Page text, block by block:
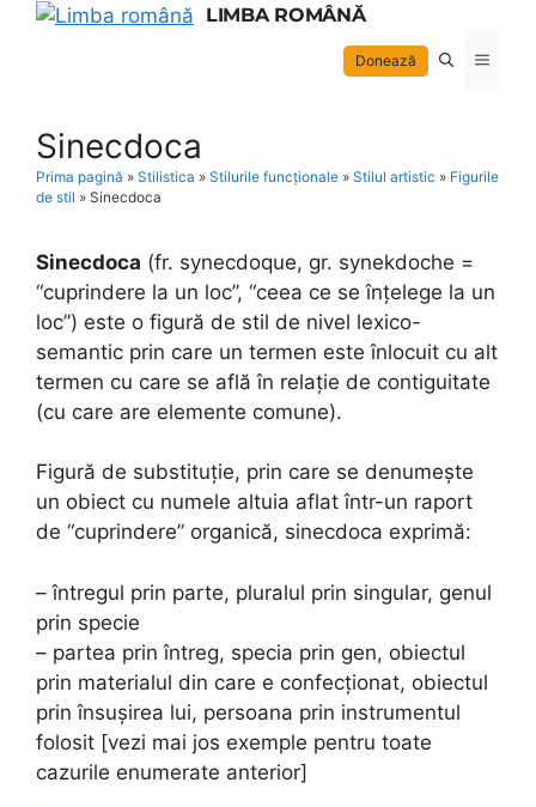
Skip
LIMBA ROMÂNĂ
Donează Menu
Sinecdoca
Prima pagină » Stilistica » Stilurile funcționale » Stilul artistic » Figurile
de stil » Sinecdoca
Sinecdoca (fr. synecdoque, gr. synekdoche =
“cuprindere la un loc”, “ceea ce se înțelege la un
loc”) este o figură de stil de nivel lexico-
semantic prin care un termen este înlocuit cu alt
termen cu care se află în relație de contiguitate
(cu care are elemente comune).
Figură de substituție, prin care se denumește
un obiect cu numele altuia aflat într-un raport
de “cuprindere” organică, sinecdoca exprimă:
– întregul prin parte, pluralul prin singular, genul
prin specie
– partea prin întreg, specia prin gen, obiectul
prin materialul din care e confecționat, obiectul
prin însușirea lui, persoana prin instrumentul
folosit [vezi mai jos exemple pentru toate
cazurile enumerate anterior]